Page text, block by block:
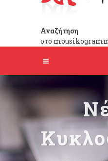
Αναζήτηση
στο